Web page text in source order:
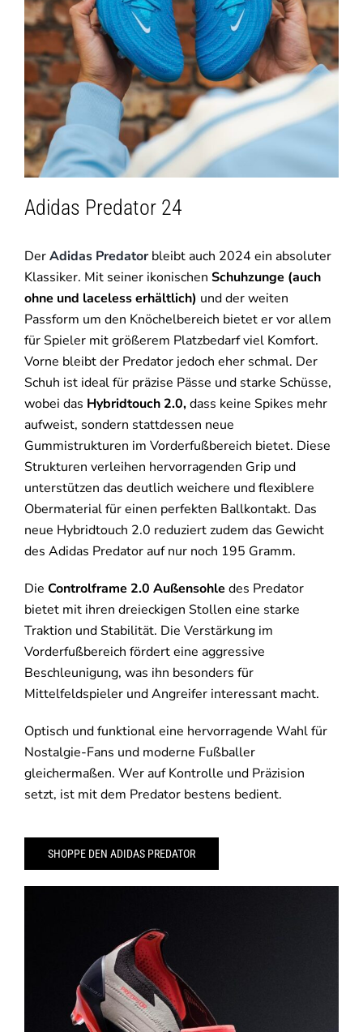
Adidas Predator 24
DerAdidas Predatorbleibt auch 2024 ein absoluter
Klassiker. Mit seiner ikonischen Schuhzunge (auch
ohne und laceless erhältlich) und der weiten
Passform um den Knöchelbereich bietet er vor allem
für Spieler mit größerem Platzbedarf viel Komfort.
Vorne bleibt der Predator jedoch eher schmal. Der
Schuh ist ideal für präzise Pässe und starke Schüsse,
wobei das Hybridtouch 2.0,dass keine Spikes mehr
aufweist, sondern stattdessen neue
Gummistrukturen im Vorderfußbereich bietet. Diese
Strukturen verleihen hervorragenden Grip und
unterstützen das deutlich weichere und flexiblere
Obermaterial für einen perfekten Ballkontakt. Das
neue Hybridtouch 2.0 reduziert zudem das Gewicht
des Adidas Predator auf nur noch 195 Gramm.
Die Controlframe 2.0 Außensohle des Predator
bietet mit ihren dreieckigen Stollen eine starke
Traktion und Stabilität. Die Verstärkung im
Vorderfußbereich fördert eine aggressive
Beschleunigung, was ihn besonders für
Mittelfeldspieler und Angreifer interessant macht.
Optisch und funktional eine hervorragende Wahl für
Nostalgie-Fans und moderne Fußballer
gleichermaßen. Wer auf Kontrolle und Präzision
setzt, ist mit dem Predator bestens bedient.
SHOPPE DEN ADIDAS PREDATOR